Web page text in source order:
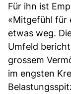
Für ihn ist
«Mitgefühl für
etwas weg.
Umfeld
grossem
im engsten